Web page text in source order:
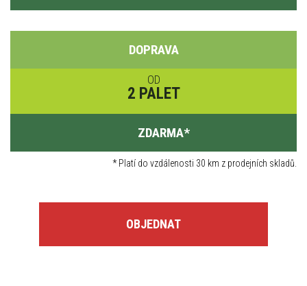
DOPRAVA
OD
2 PALET
ZDARMA*
*Platí do vzdálenosti 30 km z prodejních skladů.
OBJEDNAT